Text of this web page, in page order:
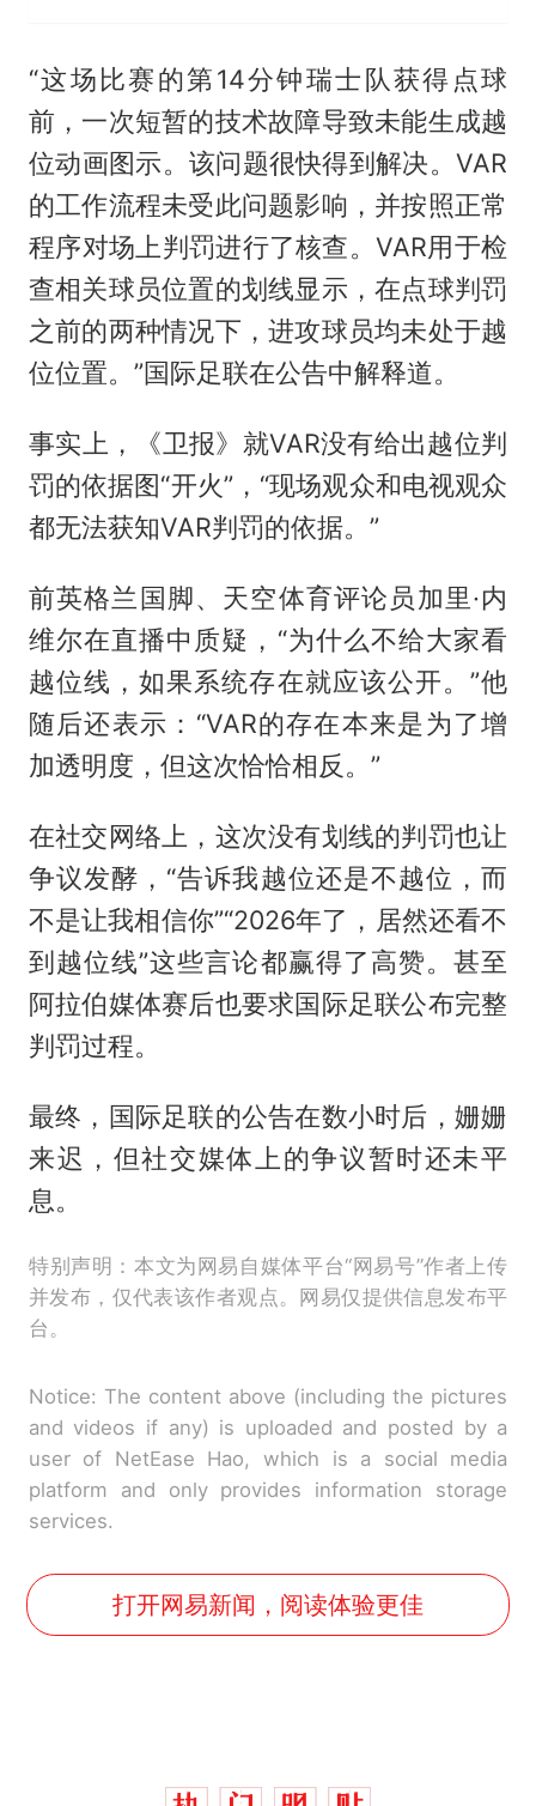
“这场比赛的第14分钟瑞士队获得点球
前，一次短暂的技术故障导致未能生成越
位动画图示。该问题很快得到解决。VAR
的工作流程未受此问题影响，并按照正常
程序对场上判罚进行了核查。VAR用于检
查相关球员位置的划线显示，在点球判罚
之前的两种情况下，进攻球员均未处于越
位位置。”国际足联在公告中解释道。
事实上，《卫报》就VAR没有给出越位判
罚的依据图“开火”，“现场观众和电视观众
都无法获知VAR判罚的依据。”
前英格兰国脚、天空体育评论员加里·内
维尔在直播中质疑，“为什么不给大家看
越位线，如果系统存在就应该公开。”他
随后还表示：“VAR的存在本来是为了增
加透明度，但这次恰恰相反。”
在社交网络上，这次没有划线的判罚也让
争议发酵，“告诉我越位还是不越位，而
不是让我相信你”“2026年了，居然还看不
到越位线”这些言论都赢得了高赞。甚至
阿拉伯媒体赛后也要求国际足联公布完整
判罚过程。
最终，国际足联的公告在数小时后，姗姗
来迟，但社交媒体上的争议暂时还未平
息。
特别声明：本文为网易自媒体平台“网易号”作者上传
并发布，仅代表该作者观点。网易仅提供信息发布平
台。
Notice: The content above (including the pictures
and videos if any) is uploaded and posted by a
user of NetEase Hao, which is a social media
platform and only provides information storage
services.
打开网易新闻，阅读体验更佳